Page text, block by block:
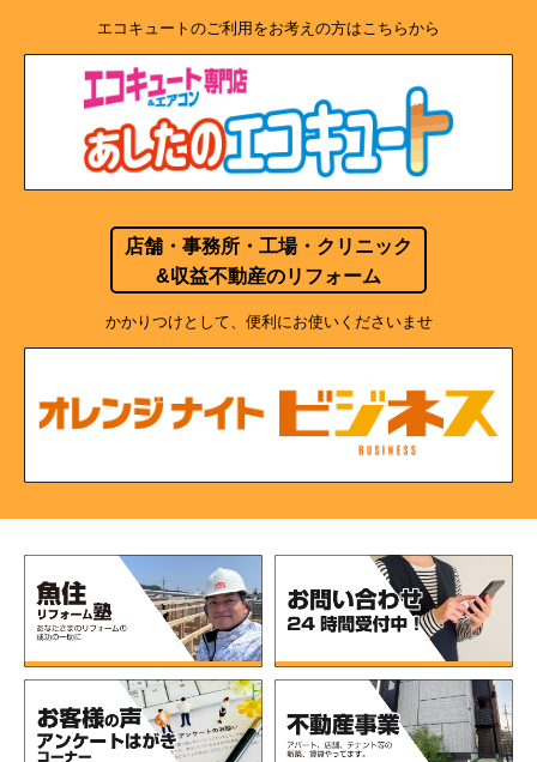
エコキュートのご利用をお考えの方はこちらから
店舗・事務所・工場・クリニック
&収益不動産のリフォーム
かかりつけとして、便利にお使いくださいませ